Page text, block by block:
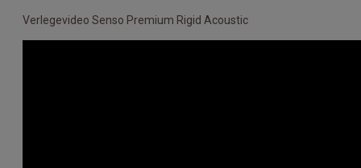
Verlegevideo Senso Premium Rigid Acoustic